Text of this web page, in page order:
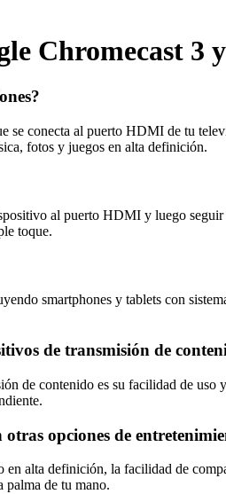
Chromecast 3
conecta al puerto HDMI de tu
fotos y juegos en alta definición.
al puerto HDMI y luego
toque.
smartphones y tablets con
de transmisión de
de contenido es su facilidad de
opciones de
alta definición, la facilidad de
palma de tu mano.